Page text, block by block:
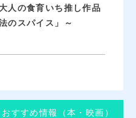
の食育いち推し作品
のスパイス」～
おすすめ情報（本・映画）